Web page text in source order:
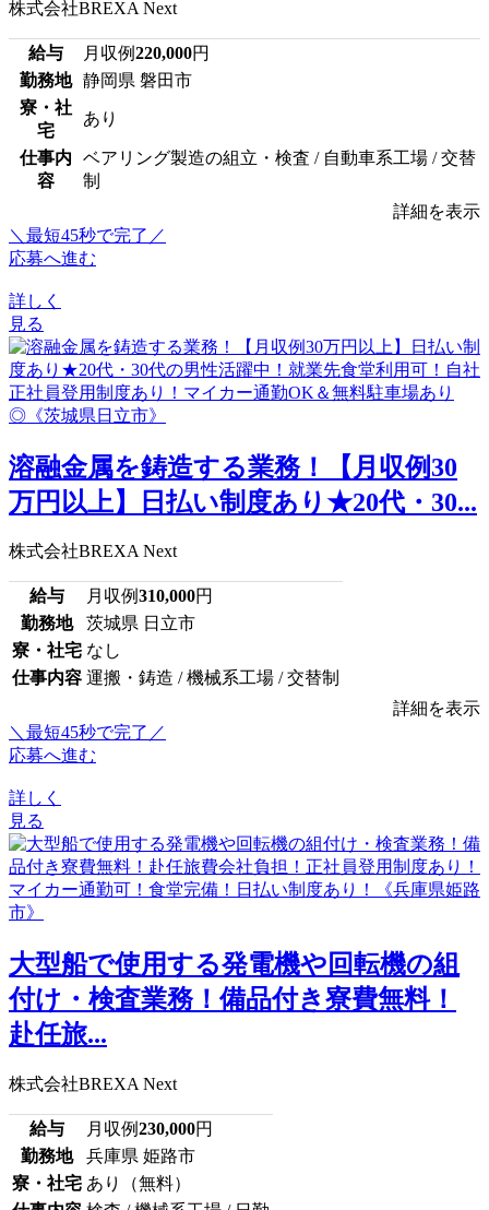
株式会社BREXA Next
給与 月収例220,000円
勤務地
静岡県 磐田市
寮・社
宅
あり
仕事内
容
ベアリング製造の組立・検査 / 自動車系工場 / 交替
制
詳細を表示
＼最短45秒で完了／
応募へ進む
詳しく
見る
溶融金属を鋳造する業務！【月収例30
万円以上】日払い制度あり★20代・30...
株式会社BREXA Next
給与 月収例310,000円
勤務地
茨城県 日立市
寮・社宅 なし
仕事内容 運搬・鋳造 / 機械系工場 / 交替制
詳細を表示
＼最短45秒で完了／
応募へ進む
詳しく
見る
大型船で使用する発電機や回転機の組
付け・検査業務！備品付き寮費無料！
赴任旅...
株式会社BREXA Next
給与 月収例230,000円
勤務地
兵庫県 姫路市
寮・社宅 あり（無料）